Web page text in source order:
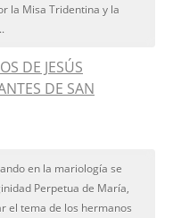
la Misa Tridentina y la
DE JESÚS
DE SAN
en la mariología se
Perpetua de María,
el tema de los hermanos